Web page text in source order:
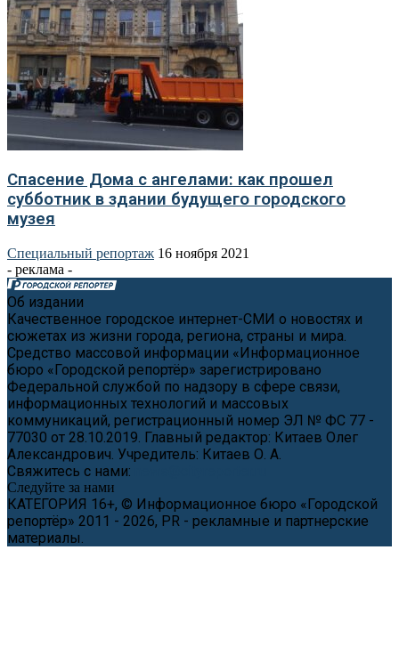
Спасение Дома с ангелами: как прошел
субботник в здании будущего городского
музея
Специальный репортаж 16 ноября 2021
- реклама -
Об издании
Качественное городское интернет-СМИ о новостях и
сюжетах из жизни города, региона, страны и мира.
Средство массовой информации «Информационное
бюро «Городской репортёр» зарегистрировано
Федеральной службой по надзору в сфере связи,
информационных технологий и массовых
коммуникаций, регистрационный номер ЭЛ № ФС 77 -
77030 от 28.10.2019. Главный редактор: Китаев Олег
Александрович. Учредитель: Китаев О. А.
Свяжитесь с нами:
Следуйте за нами
КАТЕГОРИЯ 16+, © Информационное бюро «Городской
репортёр» 2011 - 2026, PR - рекламные и партнерские
материалы.